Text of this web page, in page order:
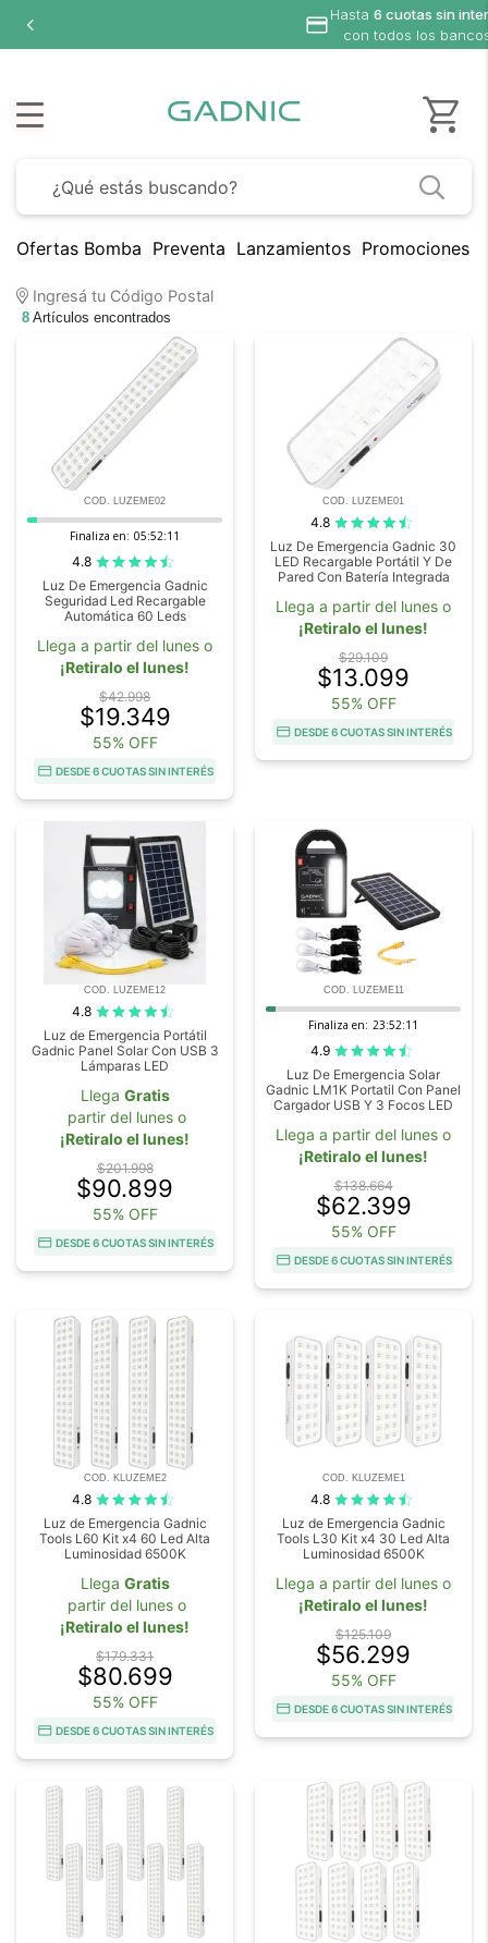
Hasta 6 cuotas sin
con todos los
Ofertas Bomba Preventa Lanzamientos Promociones
Ingresá tu Código Postal
8 Artículos encontrados
COD. LUZEME02
Finaliza en: 05:52:10
4.8
Luz De Emergencia Gadnic
Seguridad Led Recargable
Automática 60 Leds
Llega a partir del lunes o
¡Retiralo el lunes!
$42.998
$19.349
55% OFF
DESDE 6 CUOTAS SIN INTERÉS
COD. LUZEME01
4.8
Luz De Emergencia Gadnic 30
LED Recargable Portátil Y De
Pared Con Batería Integrada
Llega a partir del lunes o
¡Retiralo el lunes!
$29.109
$13.099
55% OFF
DESDE 6 CUOTAS SIN INTERÉS
COD. LUZEME12
4.8
Luz de Emergencia Portátil
Gadnic Panel Solar Con USB 3
Lámparas LED
Llega Gratis
partir del lunes o
¡Retiralo el lunes!
$201.998
$90.899
55% OFF
DESDE 6 CUOTAS SIN INTERÉS
COD. LUZEME11
Finaliza en: 23:52:10
4.9
Luz De Emergencia Solar
Gadnic LM1K Portatil Con Panel
Cargador USB Y 3 Focos LED
Llega a partir del lunes o
¡Retiralo el lunes!
$138.664
$62.399
55% OFF
DESDE 6 CUOTAS SIN INTERÉS
COD. KLUZEME2
4.8
Luz de Emergencia Gadnic
Tools L60 Kit x4 60 Led Alta
Luminosidad 6500K
Llega Gratis
partir del lunes o
¡Retiralo el lunes!
$179.331
$80.699
55% OFF
DESDE 6 CUOTAS SIN INTERÉS
COD. KLUZEME1
4.8
Luz de Emergencia Gadnic
Tools L30 Kit x4 30 Led Alta
Luminosidad 6500K
Llega a partir del lunes o
¡Retiralo el lunes!
$125.109
$56.299
55% OFF
DESDE 6 CUOTAS SIN INTERÉS